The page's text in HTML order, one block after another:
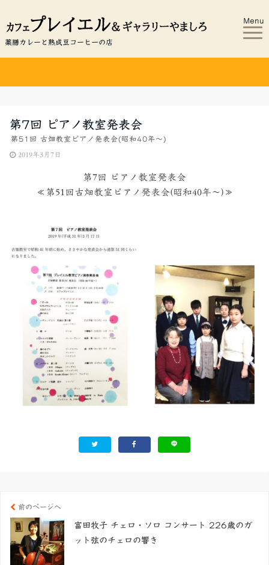
薬膳カレーと熟成豆コーヒーの店
Menu
第7回 ピアノ教室発表会
第51回 古畑教室ピアノ発表会(昭和40年～)
2019年3月7日
第7回 ピアノ教室発表会
≪第51回古畑教室ピアノ発表会(昭和40年～)≫
前のページへ
富田牧子 チェロ・ソロ コンサート 226歳のガ
ット弦のチェロの響き